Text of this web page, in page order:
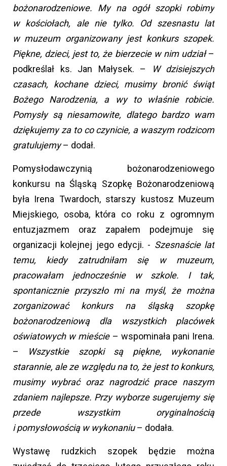
bożonarodzeniowe. My na ogół szopki robimy
w kościołach, ale nie tylko. Od szesnastu lat
w muzeum organizowany jest konkurs szopek.
Piękne, dzieci, jest to, że bierzecie w nim udział–
podkreślał ks. Jan Małysek. –
W dzisiejszych
czasach, kochane dzieci, musimy bronić świąt
Bożego Narodzenia, a wy to właśnie robicie.
Pomysły są niesamowite, dlatego bardzo wam
dziękujemy za to co czynicie, a waszym rodzicom
gratulujemy– dodał.
Pomysłodawczynią bożonarodzeniowego
konkursu na Śląską Szopkę Bożonarodzeniową
była Irena Twardoch, starszy kustosz Muzeum
Miejskiego, osoba, która co roku z ogromnym
entuzjazmem oraz zapałem podejmuje się
organizacji kolejnej jego edycji. - Szesnaście lat
temu, kiedy zatrudniłam się w muzeum,
pracowałam jednocześnie w szkole. I tak,
spontanicznie przyszło mi na myśl, że można
zorganizować konkurs na śląską szopkę
bożonarodzeniową dla wszystkich placówek
oświatowych w mieście– wspominała pani Irena.
–
Wszystkie szopki są piękne, wykonanie
starannie, ale ze względu na to, że jest to konkurs,
musimy wybrać oraz nagrodzić prace naszym
zdaniem najlepsze. Przy wyborze sugerujemy się
przede wszystkim oryginalnością
i pomysłowością w wykonaniu– dodała.
Wystawę rudzkich szopek będzie można